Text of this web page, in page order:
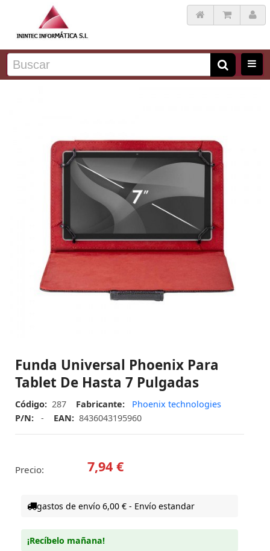
Funda Universal Phoenix Para
Tablet De Hasta 7 Pulgadas
Código: 287 Fabricante:
Phoenix technologies
P/N:
- EAN: 8436043195960
Precio: 7,94 €
gastos de envío 6,00 € - Envío estandar
¡Recíbelo mañana!